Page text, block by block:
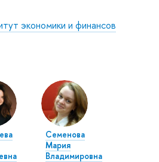
экономики и финансов
Семенова
Мария
Владимировна